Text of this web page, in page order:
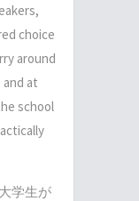
choice
around
at
school
学生が